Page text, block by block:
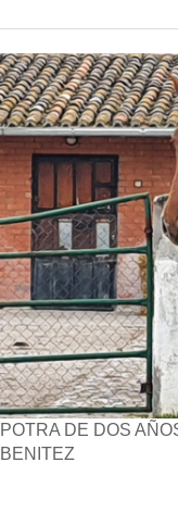
POTRA DE DOS
BENITEZ